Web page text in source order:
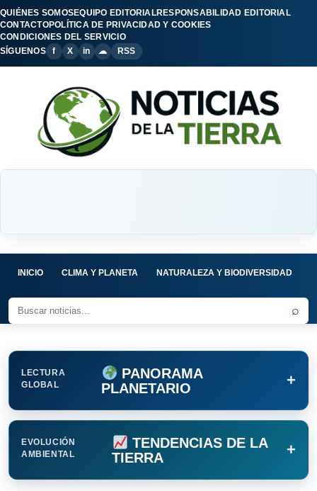
QUIÉNES SOMOSEQUIPO EDITORIALRESPONSABILIDAD EDITORIAL
CONTACTOPOLÍTICA DE PRIVACIDAD Y COOKIES
CONDICIONES DEL SERVICIO
SÍGUENOS
f X in ☁ RSS
INICIO CLIMA Y PLANETA NATURALEZA Y BIODIVERSIDAD
⌕
LECTURA
GLOBAL
PANORAMA
PLANETARIO
+
EVOLUCIÓN
AMBIENTAL
TENDENCIAS DE LA
TIERRA
+